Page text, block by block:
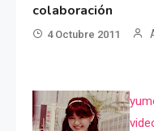
colaboración
4 Octubre 2011